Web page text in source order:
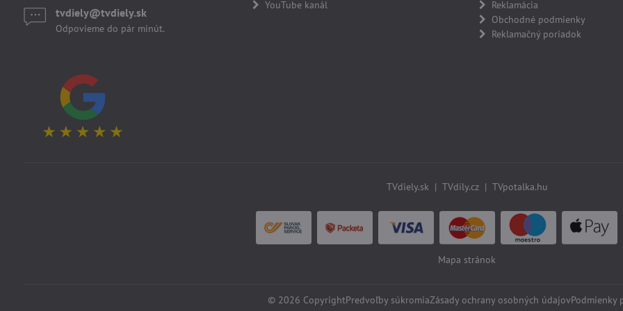
tvdiely​​@tvdiely​​.sk
Odpovieme do pár minút.
YouTube kanál
Reklamácia
Obchodné podmienky
Reklamačný poriadok
TVdiely.sk | TVdíly.cz| TVpotalka.hu
Mapa stránok
© 2026 CopyrightPredvoľby súkromiaZásady ochrany osobných údajovPodmienky